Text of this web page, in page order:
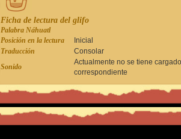
Ficha de lectura del glifo
Palabra Náhuatl
Posición en la lectura
Inicial
Traducción
Consolar
Sonido
Actualmente no se tiene
correspondiente